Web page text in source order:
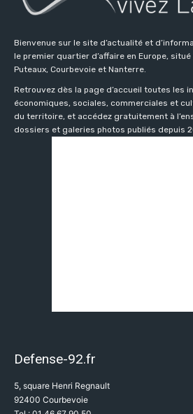
Bienvenue sur le site d’actualité et
le premier quartier d’affaire en Europe,
Puteaux, Courbevoie et Nanterre.
Retrouvez dès la page d’accueil toutes les
économiques, sociales, commerciales et
du territoire, et accédez gratuitement à
dossiers et galeries photos publiés depuis
Defense-92.fr
5, square Henri Regnault
92400 Courbevoie